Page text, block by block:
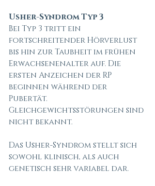
Usher-Syndrom Typ 3
Bei Typ 3 tritt ein
fortschreitender Hörverlust
bis hin zur Taubheit im frühen
Erwachsenenalter auf. Die
ersten Anzeichen der RP
beginnen während der
Pubertät.
Gleichgewichtsstörungen sind
nicht bekannt.
Das Usher-Syndrom stellt sich
sowohl klinisch, als auch
genetisch sehr variabel dar.